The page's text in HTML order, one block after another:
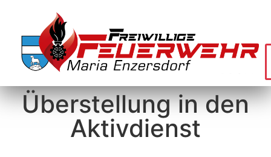
Überstellung in den
Aktivdienst